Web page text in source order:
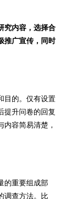
究内容，选择合
推广宣传，同时
目的。仅有设置
提升问卷的回复
容简易清楚，
的重要组成部
调查方法。比